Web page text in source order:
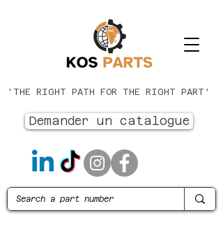
'THE RIGHT PATH FOR THE RIGHT PART'
Demander un catalogue